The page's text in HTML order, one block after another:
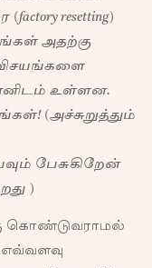
resetting)
அதற்கு
உள்ளன.
(அச்சுறுத்தும்
பேசுகிறேன்
)
கொண்டுவராமல்
எவ்வளவு